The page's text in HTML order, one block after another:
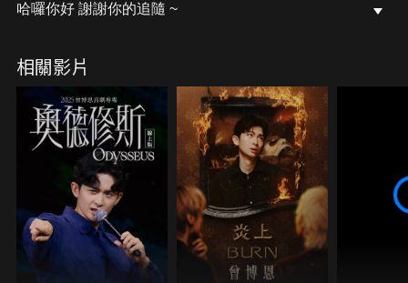
哈囉你好 謝謝你的追隨 ~
相關影片